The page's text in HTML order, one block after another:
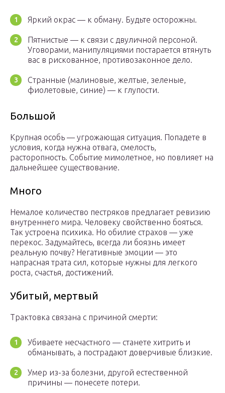
Яркий окрас — к обману. Будьте осторожны.
Пятнистые — к связи с двуличной персоной.
Уговорами, манипуляциями постарается втянуть
вас в рискованное, противозаконное дело.
Странные (малиновые, желтые, зеленые,
фиолетовые, синие) — к глупости.
Большой
Крупная особь — угрожающая ситуация. Попадете в
условия, когда нужна отвага, смелость,
расторопность. Событие мимолетное, но повлияет на
дальнейшее существование.
Много
Немалое количество пестряков предлагает ревизию
внутреннего мира. Человеку свойственно бояться.
Так устроена психика. Но обилие страхов — уже
перекос. Задумайтесь, всегда ли боязнь имеет
реальную почву? Негативные эмоции — это
напрасная трата сил, которые нужны для легкого
роста, счастья, достижений.
Убитый, мертвый
Трактовка связана с причиной смерти:
Убиваете несчастного — станете хитрить и
обманывать, а пострадают доверчивые близкие.
Умер из-за болезни, другой естественной
причины — понесете потери.